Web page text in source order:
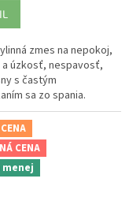
zmes na nepokoj,
úzkosť, nespavosť,
s častým
sa zo spania.
CENA
menej